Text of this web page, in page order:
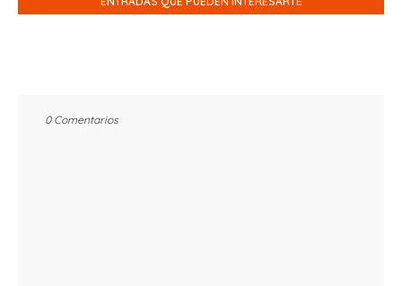
0 Comentarios